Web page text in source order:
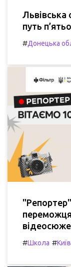
Львівська
путь
#Донецька
#Школа #Київ